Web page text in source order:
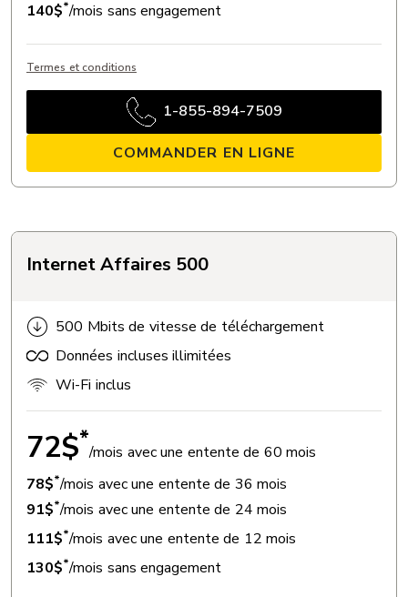
140$*/mois sans engagement
Termes et conditions
1-855-894-7509
COMMANDER EN LIGNE
Internet Affaires 500
500 Mbits de vitesse de téléchargement
Données incluses illimitées
Wi-Fi inclus
72$*/mois avec une entente de 60 mois
78$*/mois avec une entente de 36 mois
91$*/mois avec une entente de 24 mois
111$*/mois avec une entente de 12 mois
130$*/mois sans engagement